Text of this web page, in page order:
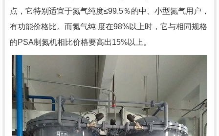
点，它特别适宜于氮气纯度≤99.5％的中、小型氮气用户，
有功能价格比。而氮气纯 度在98%以上时，它与相同规格
的PSA制氮机相比价格要高出15%以上。